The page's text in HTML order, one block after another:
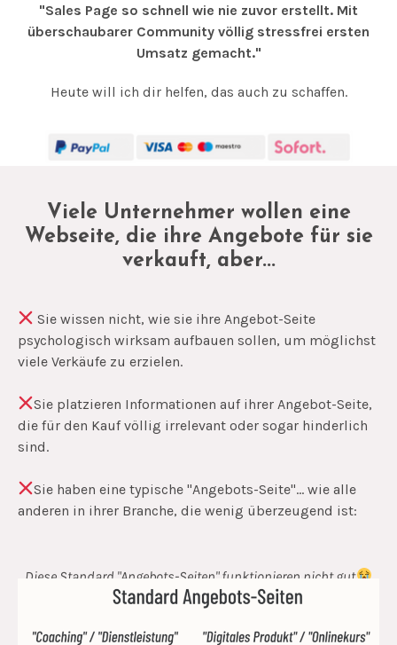
"Sales Page so schnell wie nie zuvor erstellt. Mit
überschaubarer Community völlig stressfrei ersten
Umsatz gemacht."
Heute will ich dir helfen, das auch zu schaffen.
Viele Unternehmer wollen eine
Webseite, die ihre Angebote für sie
verkauft, aber...
Sie wissen nicht, wie sie ihre Angebot-Seite
psychologisch wirksam aufbauen sollen, um möglichst
viele Verkäufe zu erzielen.
Sie platzieren Informationen auf ihrer Angebot-Seite,
die für den Kauf völlig irrelevant oder sogar hinderlich
sind.
Sie haben eine typische "Angebots-Seite"... wie alle
anderen in ihrer Branche, die wenig überzeugend ist:
Diese Standard "Angebots-Seiten" funktionieren nicht gut